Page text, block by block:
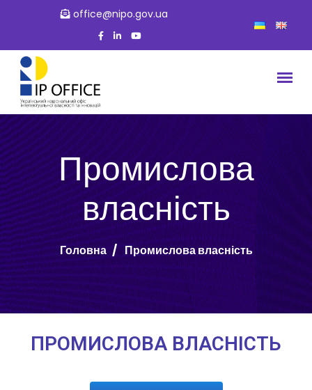
office@nipo.gov.ua
Промислова
власність
Головна Промислова власність
ПРОМИСЛОВА ВЛАСНІСТЬ